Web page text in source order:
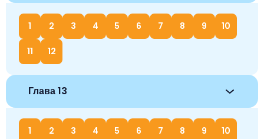
1 2 3 4 5 6 7 8 9 10
11 12
Глава 13
1 2 3 4 5 6 7 8 9 10